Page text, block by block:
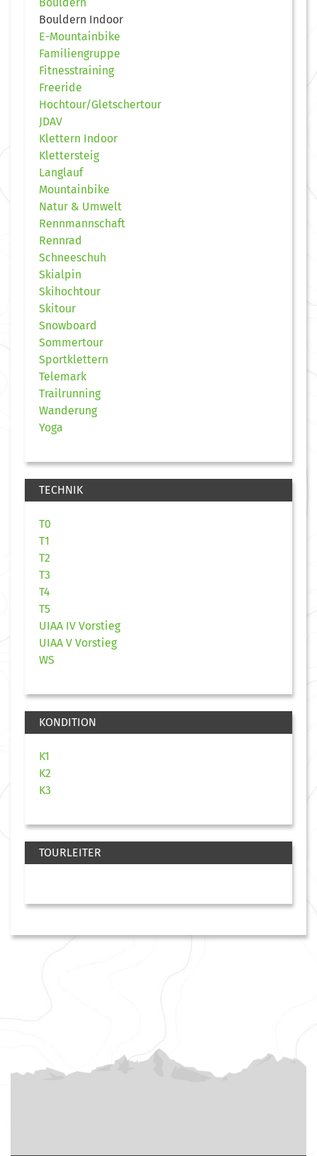
Bouldern Indoor
E-Mountainbike
Familiengruppe
Fitnesstraining
Freeride
Hochtour/Gletschertour
JDAV
Klettern Indoor
Klettersteig
Langlauf
Mountainbike
Natur & Umwelt
Rennmannschaft
Rennrad
Schneeschuh
Skialpin
Skihochtour
Skitour
Snowboard
Sommertour
Sportklettern
Telemark
Trailrunning
Wanderung
Yoga
TECHNIK
T0
T1
T2
T3
T4
T5
UIAA IV Vorstieg
UIAA V Vorstieg
WS
KONDITION
K1
K2
K3
TOURLEITER